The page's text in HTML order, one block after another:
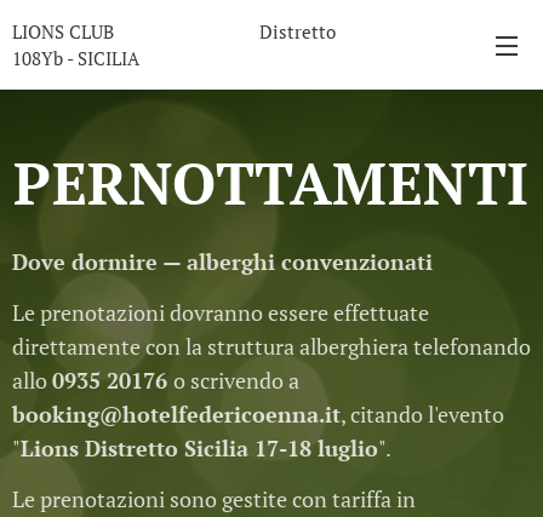
LIONS CLUB Distretto
108Yb - SICILIA
PERNOTTAMENTI
Dove dormire — alberghi convenzionati
Le prenotazioni dovranno essere effettuate
direttamente con la struttura alberghiera telefonando
allo0935 20176 o scrivendo a
booking@hotelfedericoenna.it, citando l'evento
"Lions Distretto Sicilia 17-18 luglio".
Le prenotazioni sono gestite con tariffa in